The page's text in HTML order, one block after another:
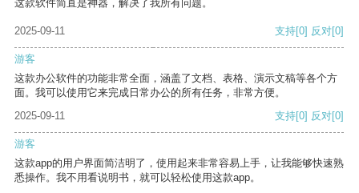
这款软件简直是神器，解决了我所有问题。
2025-09-11 支持[0] 反对[0]
游客
这款办公软件的功能非常全面，涵盖了文档、表格、演示文稿等各个方
面。我可以使用它来完成日常办公的所有任务，非常方便。
2025-09-11
支持[0] 反对[0]
游客
这款app的用户界面简洁明了，使用起来非常容易上手，让我能够快速熟
悉操作。我不用看说明书，就可以轻松使用这款app。